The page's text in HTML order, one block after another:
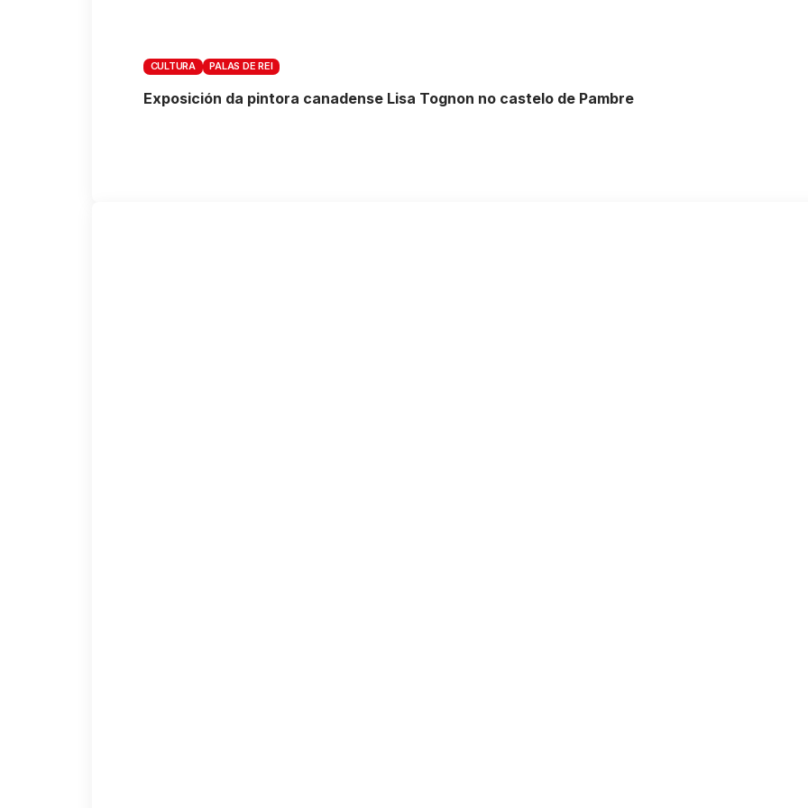
CULTURA PALAS DE REI
Exposición da pintora canadense Lisa Tognon no castelo de Pambre